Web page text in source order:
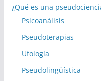
¿Qué es una
Psicoanálisis
Pseudoterapias
Ufología
Pseudolingüística